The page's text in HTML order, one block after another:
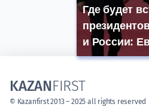
Где будет
и России:
KAZANFIRST
© Kazanfirst 2013 – 2025 all rights reserved